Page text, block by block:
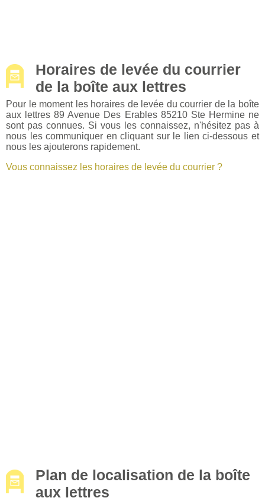
Horaires de levée du courrier
de la boîte aux lettres
Pour le moment les horaires de levée du courrier de la boîte
aux lettres 89 Avenue Des Erables 85210 Ste Hermine ne
sont pas connues. Si vous les connaissez, n'hésitez pas à
nous les communiquer en cliquant sur le lien ci-dessous et
nous les ajouterons rapidement.
Vous connaissez les horaires de levée du courrier ?
Plan de localisation de la boîte
aux lettres